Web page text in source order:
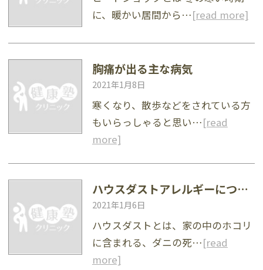
に、暖かい居間から…[read more]
胸痛が出る主な病気
2021年1月8日
寒くなり、散歩などをされている方
もいらっしゃると思い…[read
more]
ハウスダストアレルギーについて
2021年1月6日
ハウスダストとは、家の中のホコリ
に含まれる、ダニの死…[read
more]